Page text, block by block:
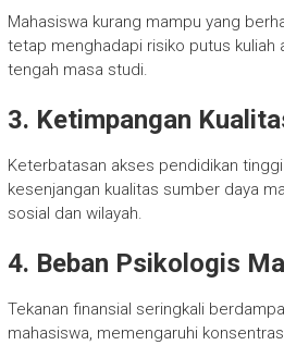
Mahasiswa kurang mampu yang
tetap menghadapi risiko putus kuliah
tengah masa studi.
3. Ketimpangan
Keterbatasan akses pendidikan
kesenjangan kualitas sumber daya
sosial dan wilayah.
4. Beban Psikologis
Tekanan finansial seringkali
mahasiswa, memengaruhi